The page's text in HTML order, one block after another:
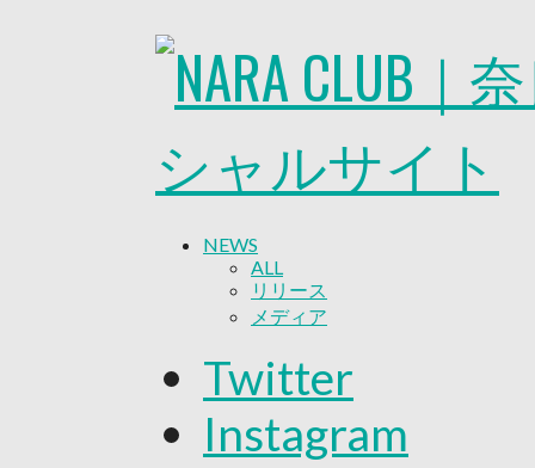
NEWS
ALL
リリース
メディア
グッズ
ファンコミュニティ
普及・育成
ホームタウン
Twitter
Instagram